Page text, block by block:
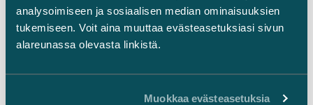
analysoimiseen ja sosiaalisen median ominaisuuksien
tukemiseen. Voit aina muuttaa evästeasetuksiasi sivun
alareunassa olevasta linkistä.
Muokkaa evästeasetuksia
Takaisin ylös ⬏